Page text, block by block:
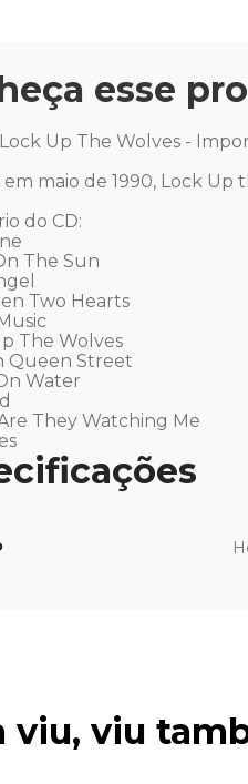
esse
Up The Wolves -
em maio de 1990, Lock
do CD:
The Sun
Two Hearts
The Wolves
Queen Street
Water
They Watching Me
viu, viu